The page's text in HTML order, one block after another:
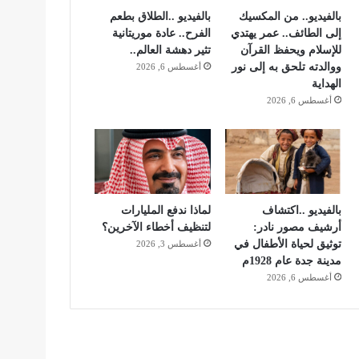
بالفيديو.. من المكسيك
إلى الطائف.. عمر يهتدي
للإسلام ويحفظ القرآن
ووالدته تلحق به إلى نور
الهداية
أغسطس 6, 2026
بالفيديو ..الطلاق بطعم
الفرح.. عادة موريتانية
تثير دهشة العالم..
أغسطس 6, 2026
بالفيديو ..اكتشاف
أرشيف مصور نادر:
توثيق لحياة الأطفال في
مدينة جدة عام 1928م
أغسطس 6, 2026
لماذا ندفع المليارات
لتنظيف أخطاء الآخرين؟
أغسطس 3, 2026